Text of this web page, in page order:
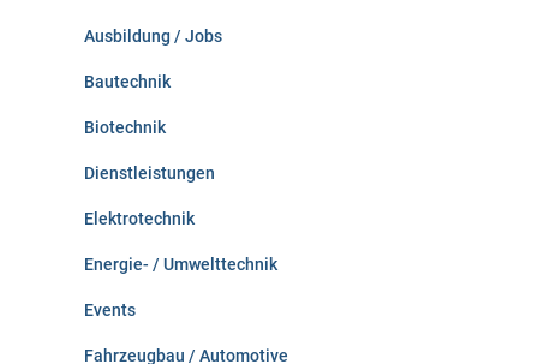
Ausbildung / Jobs
Bautechnik
Biotechnik
Dienstleistungen
Elektrotechnik
Energie- / Umwelttechnik
Events
Fahrzeugbau / Automotive